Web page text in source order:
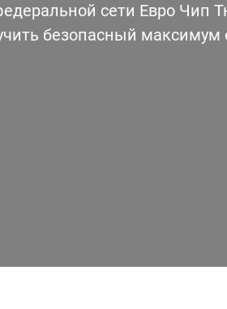
сети Евро Чип
безопасный